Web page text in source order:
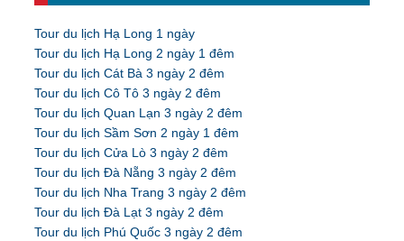
Tour du lịch Hạ Long 1 ngày
Tour du lịch Hạ Long 2 ngày 1 đêm
Tour du lịch Cát Bà 3 ngày 2 đêm
Tour du lịch Cô Tô 3 ngày 2 đêm
Tour du lịch Quan Lạn 3 ngày 2 đêm
Tour du lịch Sầm Sơn 2 ngày 1 đêm
Tour du lịch Cửa Lò 3 ngày 2 đêm
Tour du lịch Đà Nẵng 3 ngày 2 đêm
Tour du lịch Nha Trang 3 ngày 2 đêm
Tour du lịch Đà Lạt 3 ngày 2 đêm
Tour du lịch Phú Quốc 3 ngày 2 đêm